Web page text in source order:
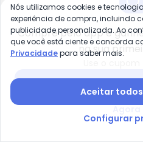
-70%
Compre pelo app e
na sua
Nós utilizamos cookies e
experiência de compra, incluindo
publicidade personalizada. Ao
que você está ciente e concorda
Privacidadepara saber mais.
Aceitar
Configurar